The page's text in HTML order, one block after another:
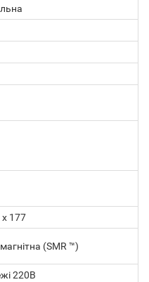
х 177
(SMR ™)
220В